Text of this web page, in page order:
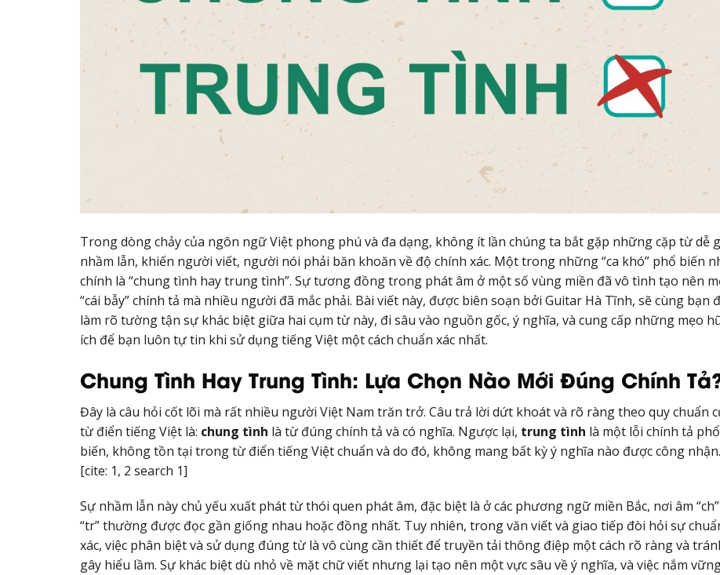
Trong dòng chảy của ngôn ngữ Việt phong phú và đa dạng, không ít lần chúng ta bắt gặp những cặp từ dễ
nhầm lẫn, khiến người viết, người nói phải băn khoăn về độ chính xác. Một trong những “ca khó” phổ biến
chính là “chung tình hay trung tình”. Sự tương đồng trong phát âm ở một số vùng miền đã vô tình tạo nên
“cái bẫy” chính tả mà nhiều người đã mắc phải. Bài viết này, được biên soạn bởi Guitar Hà Tĩnh, sẽ cùng bạn
làm rõ tường tận sự khác biệt giữa hai cụm từ này, đi sâu vào nguồn gốc, ý nghĩa, và cung cấp những mẹo
ích để bạn luôn tự tin khi sử dụng tiếng Việt một cách chuẩn xác nhất.
Chung Tình Hay Trung Tình: Lựa Chọn Nào Mới Đúng Chính
Đây là câu hỏi cốt lõi mà rất nhiều người Việt Nam trăn trở. Câu trả lời dứt khoát và rõ ràng theo quy chuẩn
từ điển tiếng Việt là: chung tình là từ đúng chính tả và có nghĩa. Ngược lại, trung tình là một lỗi chính tả phổ
biến, không tồn tại trong từ điển tiếng Việt chuẩn và do đó, không mang bất kỳ ý nghĩa nào được công nhận.
[cite: 1, 2 search 1]
Sự nhầm lẫn này chủ yếu xuất phát từ thói quen phát âm, đặc biệt là ở các phương ngữ miền Bắc, nơi âm
“tr” thường được đọc gần giống nhau hoặc đồng nhất. Tuy nhiên, trong văn viết và giao tiếp đòi hỏi sự
xác, việc phân biệt và sử dụng đúng từ là vô cùng cần thiết để truyền tải thông điệp một cách rõ ràng và
gây hiểu lầm. Sự khác biệt dù nhỏ về mặt chữ viết nhưng lại tạo nên một vực sâu về ý nghĩa, và việc nắm